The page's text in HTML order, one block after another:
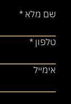
שם מלא
טלפון
אימייל